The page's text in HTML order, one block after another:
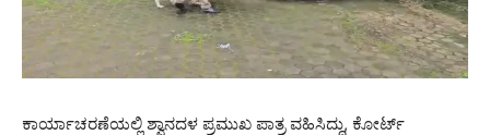
ಕಾರ್ಯಾಚರಣೆಯಲ್ಲಿ ಶ್ವಾನದಳ ಪ್ರಮುಖ ಪಾತ್ರ ವಹಿಸಿದ್ದು, ಕೋರ್ಟ್